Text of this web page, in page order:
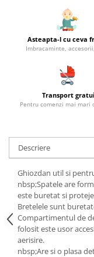
Asteapta-l cu ceva
Imbracaminte,
Transport
Pentru comenzi mai mari
Descriere
Ghiozdan util si
nbsp;Spatele are
este buretat si
Bretelele sunt
Compartimentul de
folosit este usor
aerisire.
nbsp;Are si o plasa